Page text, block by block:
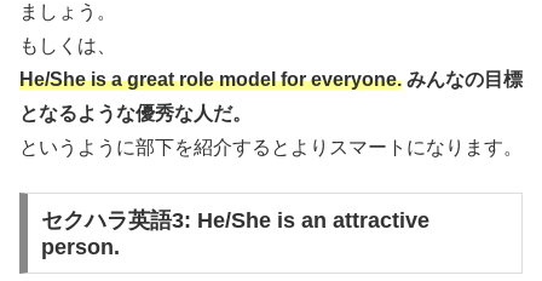
ましょう。
もしくは、
He/She is a great role model for everyone. みんなの目標
となるような優秀な人だ。
というように部下を紹介するとよりスマートになります。
セクハラ英語3: He/She is an attractive
person.